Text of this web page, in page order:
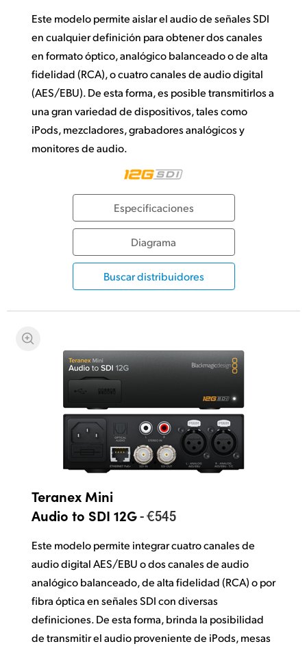
Este modelo permite aislar el audio de señales SDI
en cualquier definición para obtener dos canales
en formato óptico, analógico balanceado o de alta
fidelidad (RCA), o cuatro canales de audio digital
(AES/EBU). De esta forma, es posible transmitirlos a
una gran variedad de dispositivos, tales como
iPods, mezcladores, grabadores analógicos y
monitores de audio.
Especificaciones
Diagrama
Buscar distribuidores
Teranex Mini
Audio to SDI 12G- €545
Este modelo permite integrar cuatro canales de
audio digital AES/EBU o dos canales de audio
analógico balanceado, de alta fidelidad (RCA) o por
fibra óptica en señales SDI con diversas
definiciones. De esta forma, brinda la posibilidad
de transmitir el audio proveniente de iPods, mesas